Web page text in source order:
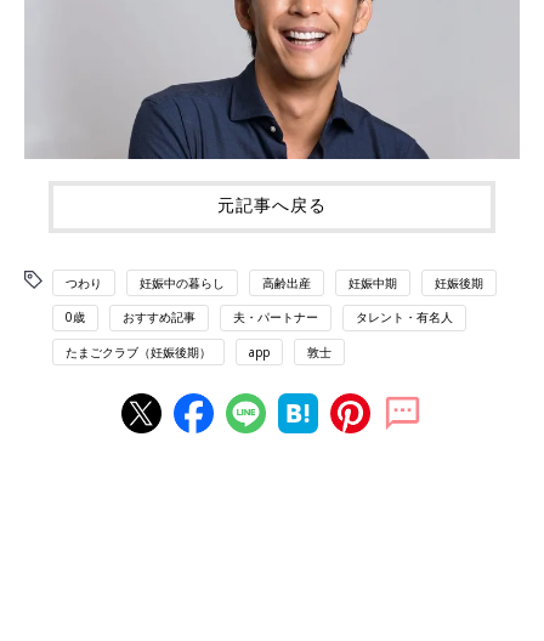
元記事へ戻る
つわり 妊娠中の暮らし 高齢出産 妊娠中期 妊娠後期
0歳 おすすめ記事 夫・パートナー タレント・有名人
たまごクラブ（妊娠後期） app 敦士